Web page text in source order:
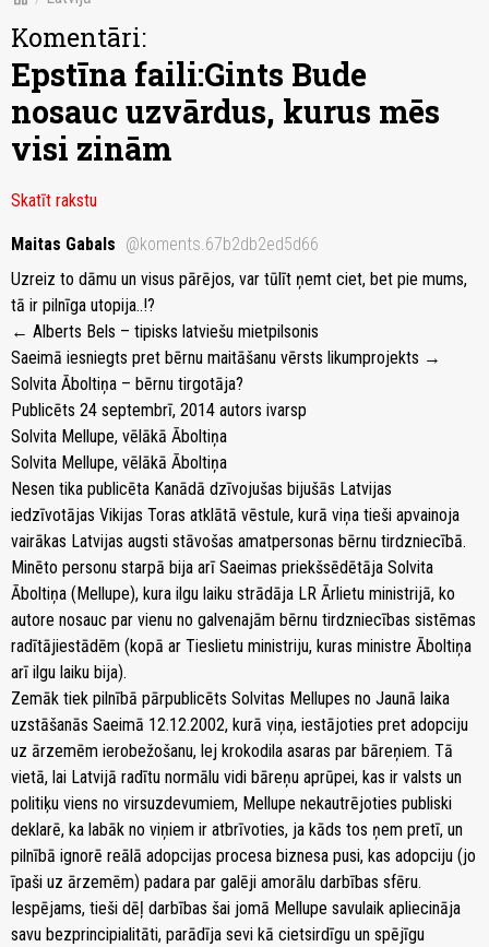
Komentāri:
Epstīna faili:Gints Bude
nosauc uzvārdus, kurus mēs
visi zinām
Skatīt rakstu
Maitas Gabals @koments.67b2db2ed5d66
Uzreiz to dāmu un visus pārējos, var tūlīt ņemt ciet, bet pie mums,
tā ir pilnīga utopija..!?
← Alberts Bels – tipisks latviešu mietpilsonis
Saeimā iesniegts pret bērnu maitāšanu vērsts likumprojekts →
Solvita Āboltiņa – bērnu tirgotāja?
Publicēts 24 septembrī, 2014 autors ivarsp
Solvita Mellupe, vēlākā Āboltiņa
Solvita Mellupe, vēlākā Āboltiņa
Nesen tika publicēta Kanādā dzīvojušas bijušās Latvijas
iedzīvotājas Vikijas Toras atklātā vēstule, kurā viņa tieši apvainoja
vairākas Latvijas augsti stāvošas amatpersonas bērnu tirdzniecībā.
Minēto personu starpā bija arī Saeimas priekšsēdētāja Solvita
Āboltiņa (Mellupe), kura ilgu laiku strādāja LR Ārlietu ministrijā, ko
autore nosauc par vienu no galvenajām bērnu tirdzniecības sistēmas
radītājiestādēm (kopā ar Tieslietu ministriju, kuras ministre Āboltiņa
arī ilgu laiku bija).
Zemāk tiek pilnībā pārpublicēts Solvitas Mellupes no Jaunā laika
uzstāšanās Saeimā 12.12.2002, kurā viņa, iestājoties pret adopciju
uz ārzemēm ierobežošanu, lej krokodila asaras par bāreņiem. Tā
vietā, lai Latvijā radītu normālu vidi bāreņu aprūpei, kas ir valsts un
politiķu viens no virsuzdevumiem, Mellupe nekautrējoties publiski
deklarē, ka labāk no viņiem ir atbrīvoties, ja kāds tos ņem pretī, un
pilnībā ignorē reālā adopcijas procesa biznesa pusi, kas adopciju (jo
īpaši uz ārzemēm) padara par galēji amorālu darbības sfēru.
Iespējams, tieši dēļ darbības šai jomā Mellupe savulaik apliecināja
savu bezprincipialitāti, parādīja sevi kā cietsirdīgu un spējīgu